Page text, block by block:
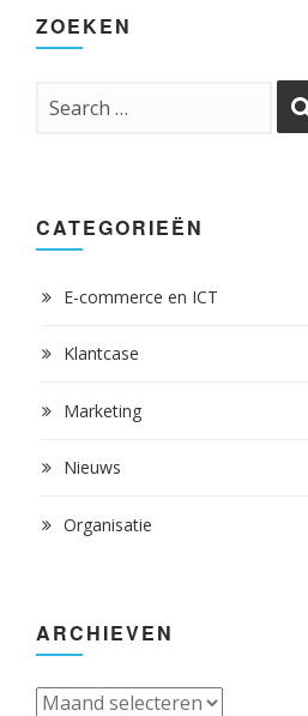
ZOEKEN
CATEGORIEËN
E-commerce en ICT
Klantcase
Marketing
Nieuws
Organisatie
ARCHIEVEN
Archieven